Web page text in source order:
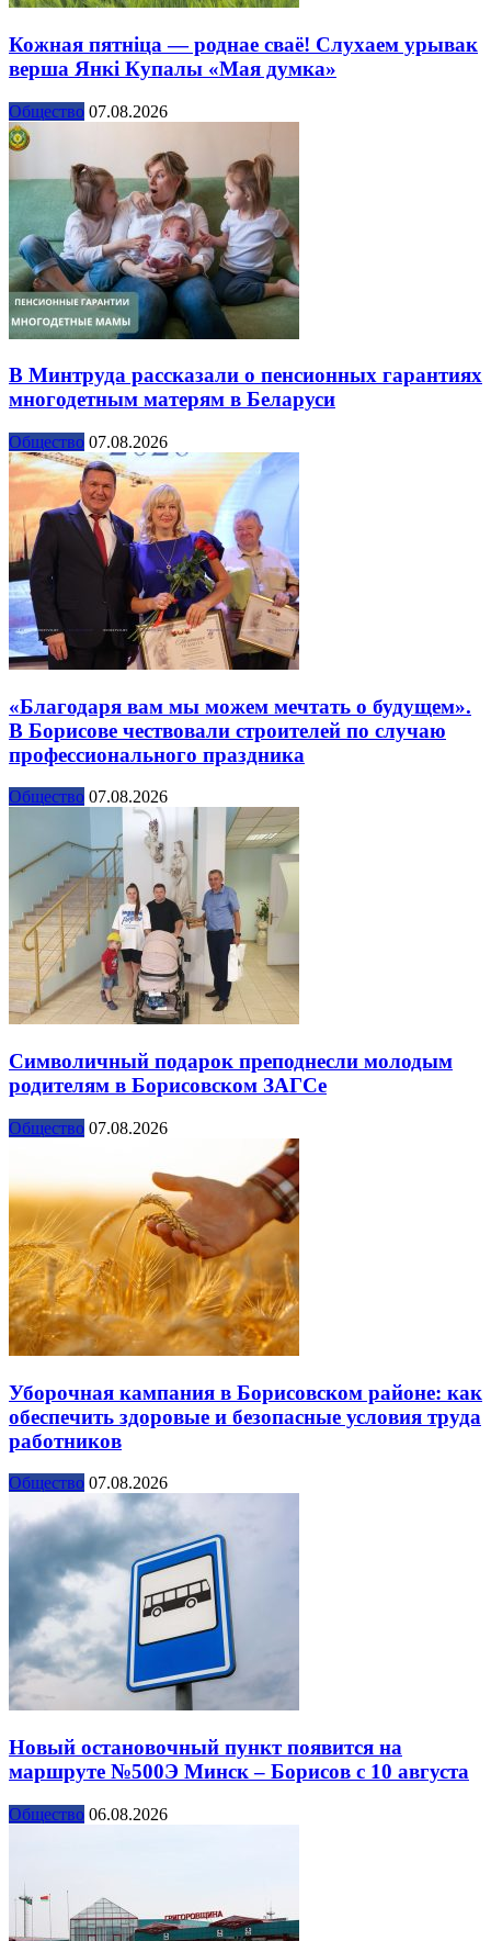
Кожная пятніца — роднае сваё! Слухаем урывак
верша Янкі Купалы «Мая думка»
Общество 07.08.2026
В Минтруда рассказали о пенсионных гарантиях
многодетным матерям в Беларуси
Общество 07.08.2026
«Благодаря вам мы можем мечтать о будущем».
В Борисове чествовали строителей по случаю
профессионального праздника
Общество 07.08.2026
Символичный подарок преподнесли молодым
родителям в Борисовском ЗАГСе
Общество 07.08.2026
Уборочная кампания в Борисовском районе: как
обеспечить здоровые и безопасные условия труда
работников
Общество 07.08.2026
Новый остановочный пункт появится на
маршруте №500Э Минск – Борисов с 10 августа
Общество 06.08.2026